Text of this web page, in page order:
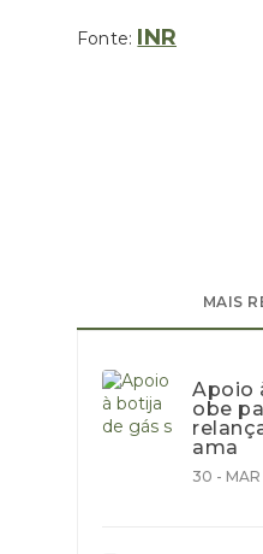
Fonte: INR
MAIS
Apoio
obe
ama
30 -